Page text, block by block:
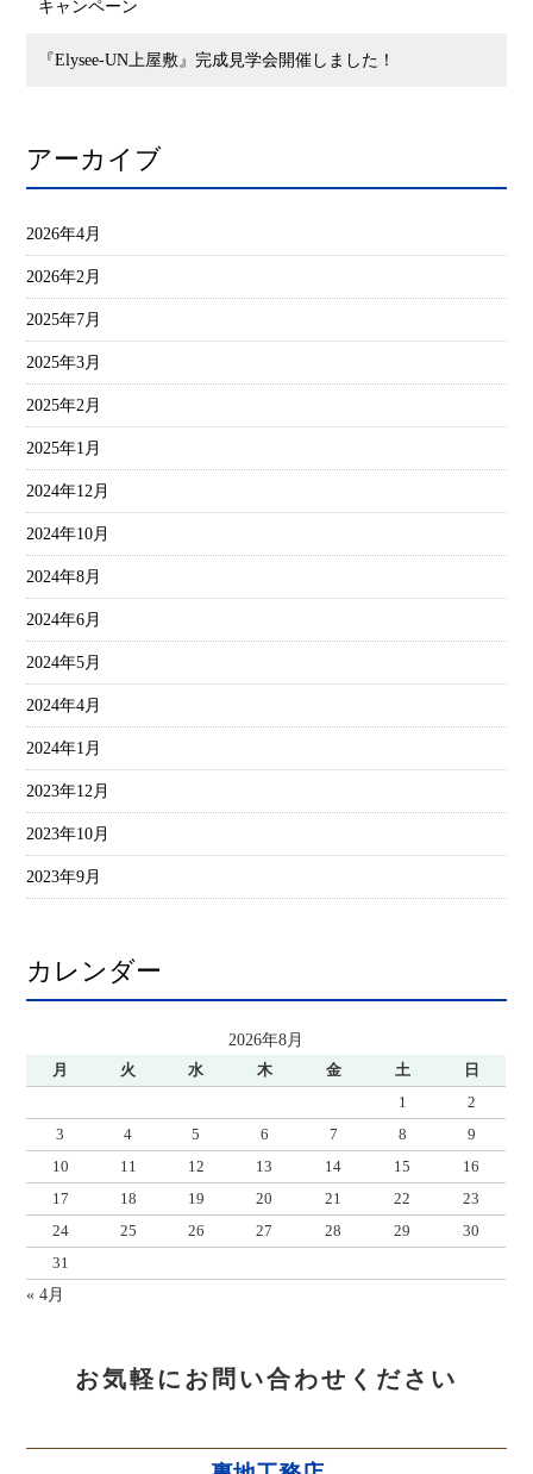
キャンペーン
『Elysee-UN上屋敷』完成見学会開催しました！
アーカイブ
2026年4月
2026年2月
2025年7月
2025年3月
2025年2月
2025年1月
2024年12月
2024年10月
2024年8月
2024年6月
2024年5月
2024年4月
2024年1月
2023年12月
2023年10月
2023年9月
カレンダー
2026年8月
月 火 水 木 金 土
日
1
2
3
4 5 6 7 8
9
10
11 12 13 14 15
16
17
18 19 20 21 22
23
24
25 26 27 28 29
30
31
« 4月
お気軽にお問い合わせください